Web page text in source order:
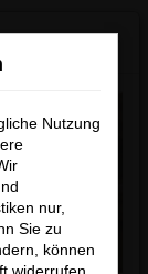
Nutzung
nur,
Sie zu
können
×